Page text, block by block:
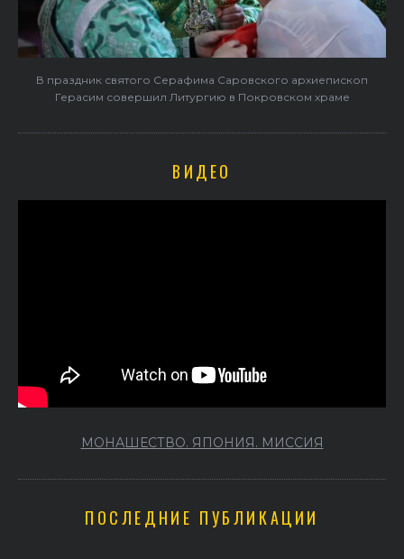
В праздник святого Серафима Саровского архиепископ
Герасим совершил Литургию в Покровском храме
ВИДЕО
МОНАШЕСТВО. ЯПОНИЯ. МИССИЯ
ПОСЛЕДНИЕ ПУБЛИКАЦИИ